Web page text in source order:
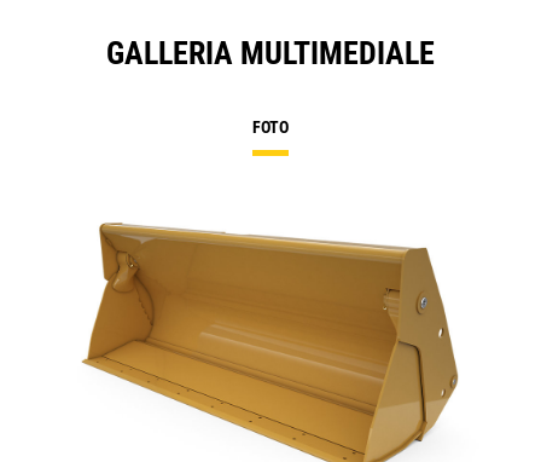
GALLERIA MULTIMEDIALE
FOTO